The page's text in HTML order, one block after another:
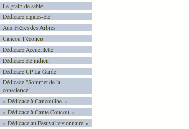
Le grain de sable
Dédicace cigales-été
Aux Frères des Arbres
Cancou l’écolieu
Dédicace Accueillette
Dédicace été indien
Dédicace CP La Garde
Dédicace "Sommet de la
conscience"
« Dédicace à Cancouline »
« Dédicace à Cante Coucou »
« Dédicace au Festival visionnaire »